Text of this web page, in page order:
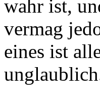
wahr ist,
vermag
eines ist